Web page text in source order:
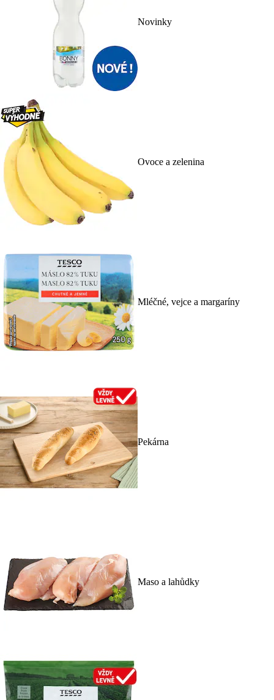
Novinky
Ovoce a zelenina
Mléčné, vejce a margaríny
Pekárna
Maso a lahůdky